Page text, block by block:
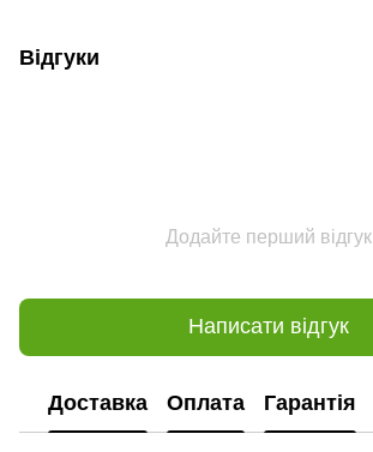
Відгуки
Додайте перший відгук
Написати відгук
Доставка Оплата Гарантія